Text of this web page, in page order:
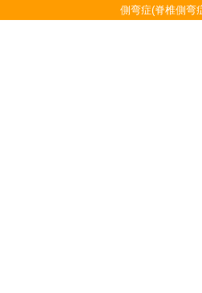
側弯症(脊椎側弯